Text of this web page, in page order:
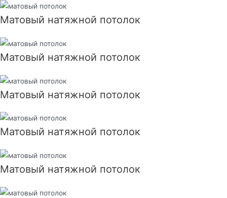
Матовый натяжной потолок
Матовый натяжной потолок
Матовый натяжной потолок
Матовый натяжной потолок
Матовый натяжной потолок